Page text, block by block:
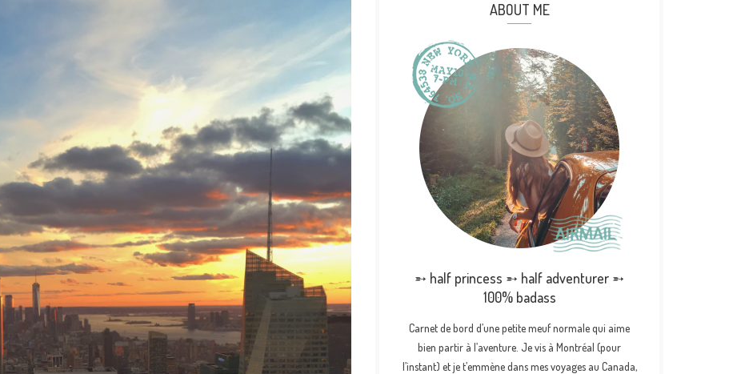
ABOUT ME
➵ half princess ➵ half adventurer ➵
100% badass
Carnet de bord d’une petite meuf normale qui aime
bien partir à l’aventure. Je vis à Montréal (pour
l’instant) et je t’emmène dans mes voyages au Canada,